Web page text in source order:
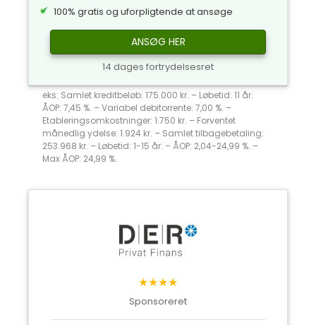
100% gratis og uforpligtende at ansøge
ANSØG HER
14 dages fortrydelsesret
eks: Samlet kreditbeløb: 175.000 kr. – Løbetid: 11 år.
ÅOP: 7,45 %. – Variabel debitorrente: 7,00 %. –
Etableringsomkostninger: 1.750 kr. – Forventet
månedlig ydelse: 1.924 kr. – Samlet tilbagebetaling:
253.968 kr. – Løbetid: 1-15 år. – ÅOP: 2,04-24,99 %. –
Max ÅOP: 24,99 %.
★★★★
Sponsoreret